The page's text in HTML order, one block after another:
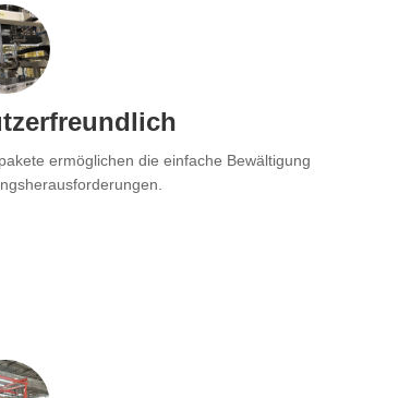
ermöglichen die einfache Bewältigung